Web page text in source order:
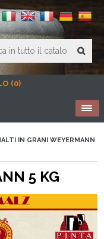
(0)
IN GRANI WEYERMANN
5 KG